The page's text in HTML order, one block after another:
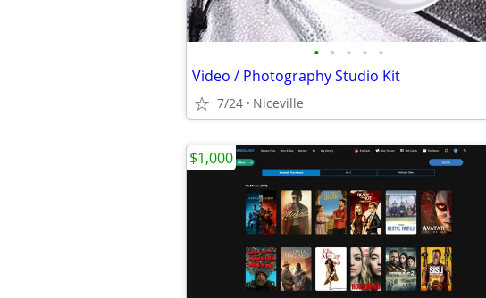
• • • • •
Video / Photography Studio Kit
7/24 Niceville
$1,000